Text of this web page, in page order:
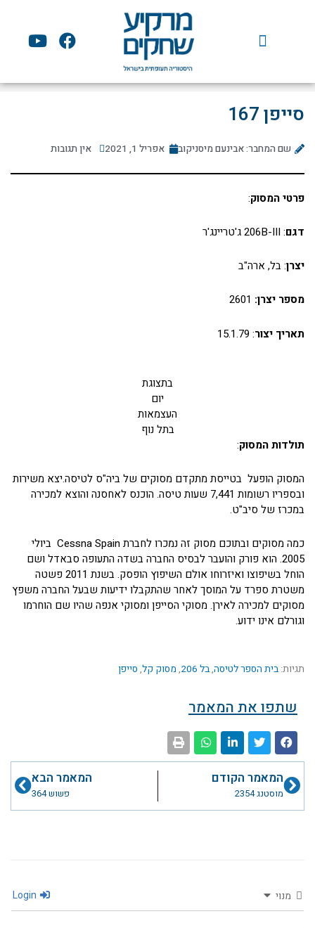
F
a
e
k
Y
o
t
סייפן 167
שם המחבר: אבינעם מיסניקוב אפריל 1, 2021 אין תגובות
פרטי המסוק:
דגם: 206B-III ג'טריינג'ר
יצרן: בל, ארה"ב
מספר יצרן:
תאריך יצור: 15.1.79
בתצוגת
יום
העצמאות
בתל נוף
תולדות המסוק:
המסוק הופעל בטייסת מתקדם מסוקים של ביה"ס לטיסה.יצא משירות
ובספריו רשומות 7,441 שעות טיסה. הוכנס לאחסנה והוצא למכירה
במכרז של סיב"ט.
כמה מסוקים ובתוכם מסוק זה נמכרו לחברת Cessna Spain ביולי
2005. הוא פורק והועבר לבסיס החברה בשדה התעופה סבאדל ושם
הוחל בשיפוצו ואיזרוחו אולם השיפוץ הופסק. בשנת 2011 פשטה
משטרת ספרד על המוסך לאחר שהתקבלו ידיעות שבעל החברה משפץ
מסוקים למכירה לאירן. מסוקי הסייפן ומסוקי אנפה שהיו שם הוחרמו
וגורלם אינו ידוע.
תגיות: בית הספר לטיסה,בל 206 , מסוק קל, סייפן
שתפו את המאמר
קודםהמאמר הקודם
מוסטנג 2354
המאמר הבא
פשוש 364
הבא
מנוי